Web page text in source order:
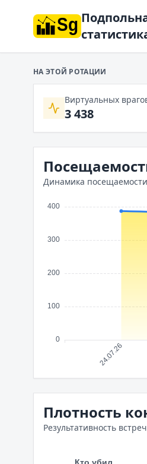
НА ЭТОЙ РОТАЦИИ
Виртуальных
3 438
Динамика посещаемости
Плотность
Результативность